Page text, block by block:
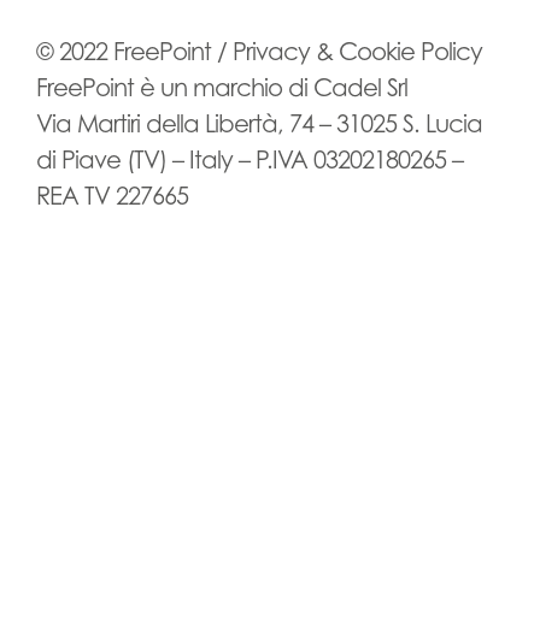
© 2022 FreePoint / Privacy & Cookie Policy
FreePoint è un marchio di Cadel Srl
Via Martiri della Libertà, 74 – 31025 S. Lucia
di Piave (TV) – Italy – P.IVA 03202180265 –
REA TV 227665